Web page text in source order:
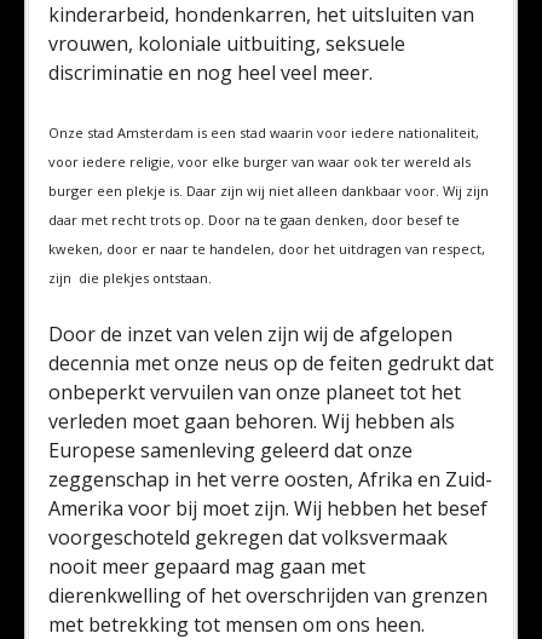
kinderarbeid, hondenkarren, het uitsluiten van
vrouwen, koloniale uitbuiting, seksuele
discriminatie en nog heel veel meer.
Onze stad Amsterdam is een stad waarin voor iedere nationaliteit,
voor iedere religie, voor elke burger van waar ook ter wereld als
burger een plekje is. Daar zijn wij niet alleen dankbaar voor. Wij zijn
daar met recht trots op. Door na te gaan denken, door besef te
kweken, door er naar te handelen, door het uitdragen van respect,
zijn die plekjes ontstaan.
Door de inzet van velen zijn wij de afgelopen
decennia met onze neus op de feiten gedrukt dat
onbeperkt vervuilen van onze planeet tot het
verleden moet gaan behoren. Wij hebben als
Europese samenleving geleerd dat onze
zeggenschap in het verre oosten, Afrika en Zuid-
Amerika voor bij moet zijn. Wij hebben het besef
voorgeschoteld gekregen dat volksvermaak
nooit meer gepaard mag gaan met
dierenkwelling of het overschrijden van grenzen
met betrekking tot mensen om ons heen.